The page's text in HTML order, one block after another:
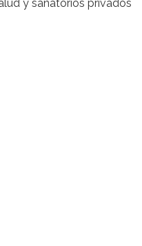
y sanatorios privados